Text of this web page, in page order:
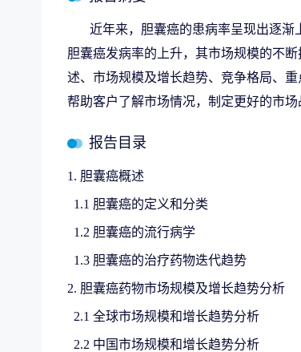
近年来，胆囊癌的患病率呈现出逐
胆囊癌发病率的上升，其市场规模的不
述、市场规模及增长趋势、竞争格局、
帮助客户了解市场情况，制定更好的市场
报告目录
1. 胆囊癌概述
1.1 胆囊癌的定义和分类
1.2 胆囊癌的流行病学
1.3 胆囊癌的治疗药物迭代趋势
2. 胆囊癌药物市场规模及增长趋势分析
2.1 全球市场规模和增长趋势分析
2.2 中国市场规模和增长趋势分析